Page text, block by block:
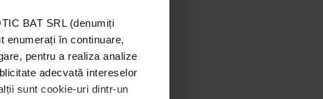
BAT SRL (denumiți
enumerați în continuare,
pentru a realiza analize
adecvată intereselor
sunt cookie-uri dintr-un